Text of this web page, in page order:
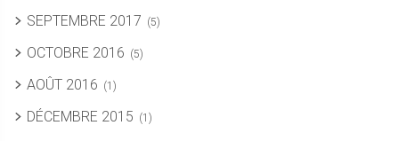
SEPTEMBRE 2017 (5)
OCTOBRE 2016 (5)
AOÛT 2016 (1)
DÉCEMBRE 2015 (1)